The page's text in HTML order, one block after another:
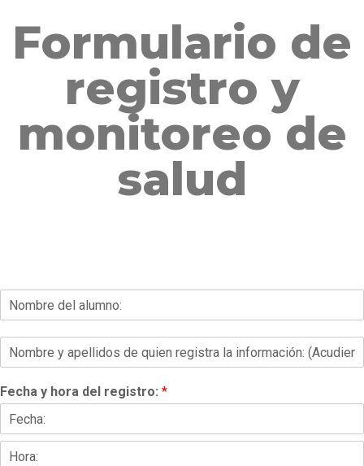
Formulario de
registro y
monitoreo de
salud
Fecha y hora del registro: *